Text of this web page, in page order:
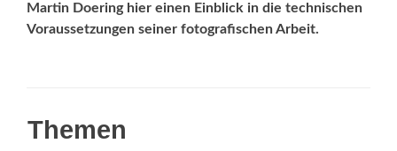
Martin Doering hier einen Einblick in die technischen
Voraussetzungen seiner fotografischen Arbeit.
Themen